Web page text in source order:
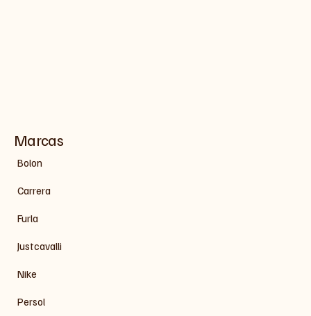
Marcas
Bolon
Carrera
Furla
Justcavalli
Nike
Persol